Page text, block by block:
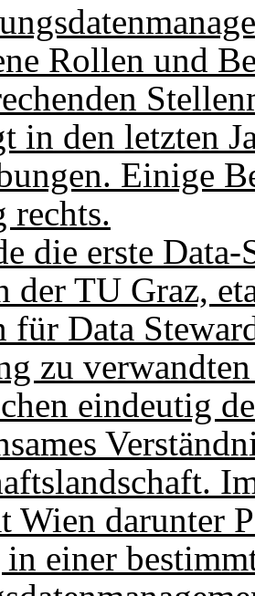
Rollen und
in den letzten
Einige
die erste
der TU Graz,
für Data
zu
eindeutig
Wien darunter
einer